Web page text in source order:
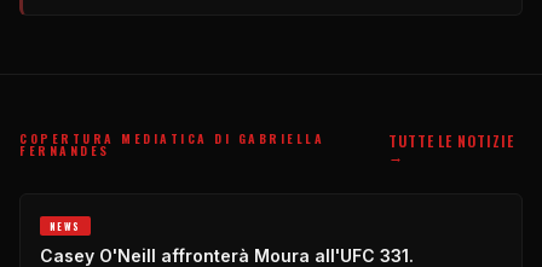
COPERTURA MEDIATICA DI GABRIELLA
FERNANDES TUTTE LE NOTIZIE
→
NEWS
Casey O'Neill affronterà Moura all'UFC 331.